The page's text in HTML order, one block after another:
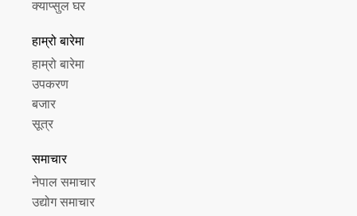
क्याप्सुल घर
हाम्रो बारेमा
हाम्रो बारेमा
उपकरण
बजार
सूत्र
समाचार
नेपाल समाचार
उद्योग समाचार